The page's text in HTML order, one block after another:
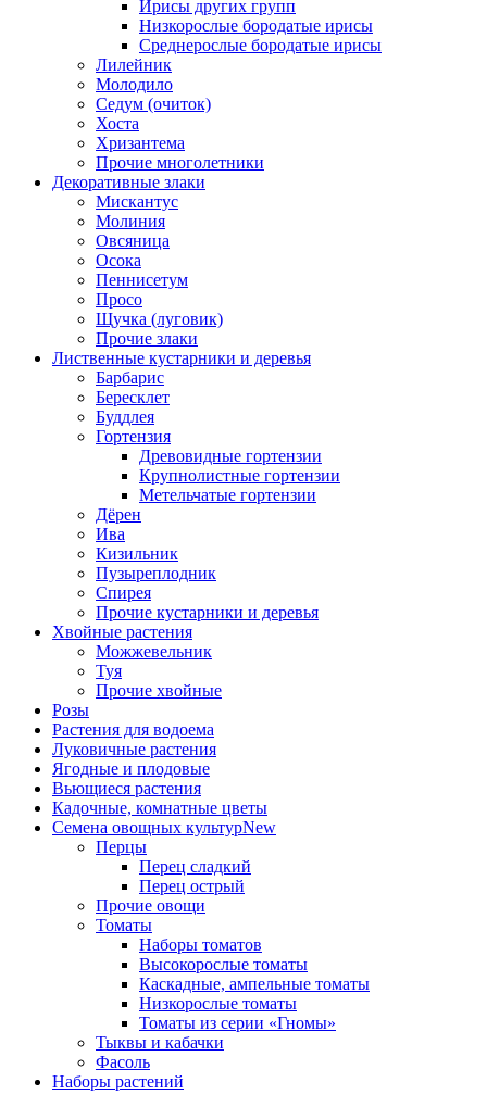
Ирисы других групп
Низкорослые бородатые ирисы
Среднерослые бородатые ирисы
Лилейник
Молодило
Седум (очиток)
Хоста
Хризантема
Прочие многолетники
Декоративные злаки
Мискантус
Молиния
Овсяница
Осока
Пеннисетум
Просо
Щучка (луговик)
Прочие злаки
Лиственные кустарники и деревья
Барбарис
Бересклет
Буддлея
Гортензия
Древовидные гортензии
Крупнолистные гортензии
Метельчатые гортензии
Дёрен
Ива
Кизильник
Пузыреплодник
Спирея
Прочие кустарники и деревья
Хвойные растения
Можжевельник
Туя
Прочие хвойные
Розы
Растения для водоема
Луковичные растения
Ягодные и плодовые
Вьющиеся растения
Кадочные, комнатные цветы
Семена овощных культурNew
Перцы
Перец сладкий
Перец острый
Прочие овощи
Томаты
Наборы томатов
Высокорослые томаты
Каскадные, ампельные томаты
Низкорослые томаты
Томаты из серии «Гномы»
Тыквы и кабачки
Фасоль
Наборы растений